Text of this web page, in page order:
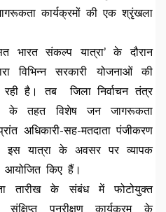
कार्यक्रमों की एक श्रृंखला
भारत संकल्प यात्रा’ के दौरान
विभिन्न सरकारी योजनाओं की
रही है। तब जिला निर्वाचन तंत्र
के तहत विशेष जन जागरूकता
अधिकारी-सह-मतदाता पंजीकरण
इस यात्रा के अवसर पर व्यापक
आयोजित किए हैं।
तारीख के संबंध में फोटोयुक्त
पुनरीक्षण कार्यक्रम के